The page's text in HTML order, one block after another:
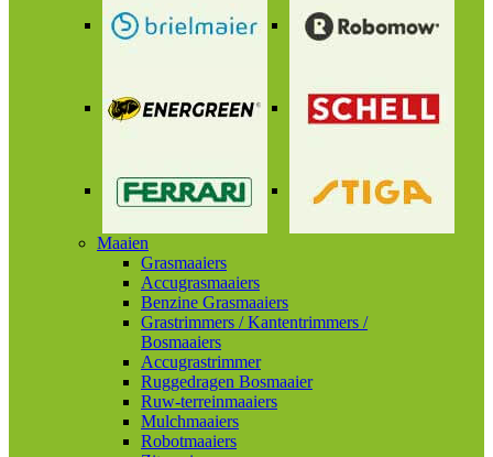
Maaien
Grasmaaiers
Accugrasmaaiers
Benzine Grasmaaiers
Grastrimmers / Kantentrimmers /
Bosmaaiers
Accugrastrimmer
Ruggedragen Bosmaaier
Ruw-terreinmaaiers
Mulchmaaiers
Robotmaaiers